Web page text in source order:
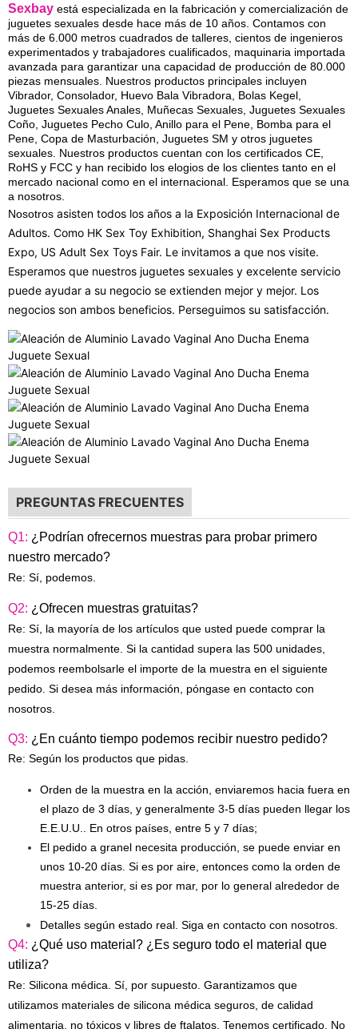
Sexbay está especializada en la fabricación y comercialización de
juguetes sexuales desde hace más de 10 años. Contamos con
más de 6.000 metros cuadrados de talleres, cientos de ingenieros
experimentados y trabajadores cualificados, maquinaria importada
avanzada para garantizar una capacidad de producción de 80.000
piezas mensuales. Nuestros productos principales incluyen
Vibrador, Consolador, Huevo Bala Vibradora, Bolas Kegel,
Juguetes Sexuales Anales, Muñecas Sexuales, Juguetes Sexuales
Coño, Juguetes Pecho Culo, Anillo para el Pene, Bomba para el
Pene, Copa de Masturbación, Juguetes SM y otros juguetes
sexuales. Nuestros productos cuentan con los certificados CE,
RoHS y FCC y han recibido los elogios de los clientes tanto en el
mercado nacional como en el internacional. Esperamos que se una
a nosotros.
Nosotros asisten todos los años a la Exposición Internacional de
Adultos. Como HK Sex Toy Exhibition, Shanghai Sex Products
Expo, US Adult Sex Toys Fair. Le invitamos a que nos visite.
Esperamos que nuestros juguetes sexuales y excelente servicio
puede ayudar a su negocio se extienden mejor y mejor. Los
negocios son ambos beneficios. Perseguimos su satisfacción.
PREGUNTAS FRECUENTES
Q1: ¿Podrían ofrecernos muestras para probar primero
nuestro mercado?
Re: Sí, podemos.
Q2: ¿Ofrecen muestras gratuitas?
Re: Sí, la mayoría de los artículos que usted puede comprar la
muestra normalmente. Si la cantidad supera las 500 unidades,
podemos reembolsarle el importe de la muestra en el siguiente
pedido. Si desea más información, póngase en contacto con
nosotros.
Q3: ¿En cuánto tiempo podemos recibir nuestro pedido?
Re: Según los productos que pidas.
Orden de la muestra en la acción, enviaremos hacia fuera en
el plazo de 3 días, y generalmente 3-5 días pueden llegar los
E.E.U.U.. En otros países, entre 5 y 7 días;
El pedido a granel necesita producción, se puede enviar en
unos 10-20 días. Si es por aire, entonces como la orden de
muestra anterior, si es por mar, por lo general alrededor de
15-25 días.
Detalles según estado real. Siga en contacto con nosotros.
Q4: ¿Qué uso material? ¿Es seguro todo el material que
utiliza?
Re: Silicona médica. Sí, por supuesto. Garantizamos que
utilizamos materiales de silicona médica seguros, de calidad
alimentaria, no tóxicos y libres de ftalatos. Tenemos certificado. No